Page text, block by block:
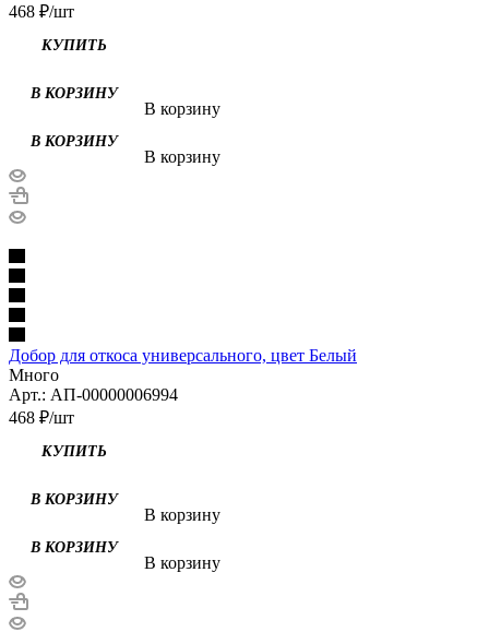
468 ₽/шт
КУПИТЬ
В КОРЗИНУ
В корзину
В КОРЗИНУ
В корзину
Добор для откоса универсального, цвет Белый
Много
Арт.: АП-00000006994
468 ₽/шт
КУПИТЬ
В КОРЗИНУ
В корзину
В КОРЗИНУ
В корзину